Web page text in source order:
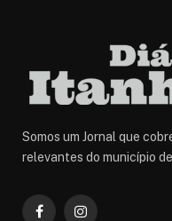
Somos um Jornal que
relevantes do município